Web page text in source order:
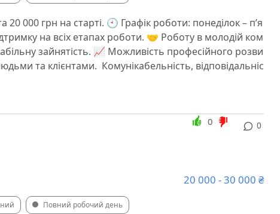
000 грн на старті. 🕙 Графік роботи: понеділок – п’я
на всіх етапах роботи. 🤝 Роботу в молодій ком
зайнятість. 📈 Можливість професійного розви
та клієнтами. ️ Комунікабельність, відповідальніс
0
0
20 000 - 30 000 ₴
Повний робочий день